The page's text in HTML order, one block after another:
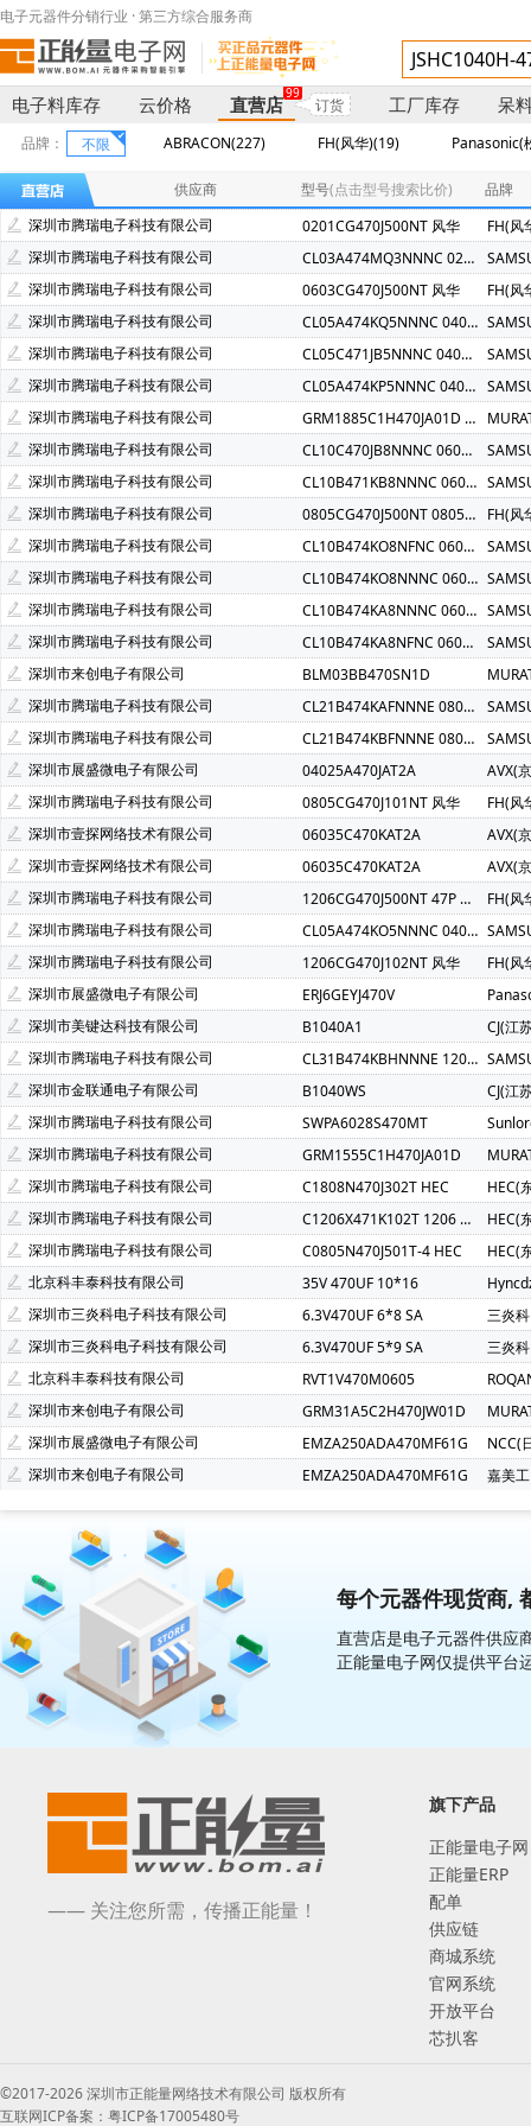
电子元器件分销行业 · 第三方综合服务商
电子料库存 云价格 直营店
99
订货 工厂库存 呆
品牌： 不限 ABRACON(227) FH(风华)(19)
Panasonic(
Nichicon(尼吉康)(7)
HEC(东阳光)(3)
ADI(亚德诺)(2)
Microchip(微芯)(2)
GD(兆易创新)(2)
AMETHERM(1) AOS(万代)(1)
TA-I(台湾大毅)(1)
RUILON(瑞隆源)(1) ROQANG(容强
供应商 型号(点击型号搜索比价)
品牌
深圳市腾瑞电子科技有限公司
0201CG470J500NT 风华
FH(风
深圳市腾瑞电子科技有限公司
CL03A474MQ3NNNC 0201 X5R 470NF
深圳市腾瑞电子科技有限公司
0603CG470J500NT 风华
FH(风
深圳市腾瑞电子科技有限公司
CL05A474KQ5NNNC 0402 X5R 470NF 6.3V
深圳市腾瑞电子科技有限公司
CL05C471JB5NNNC 0402 COG 470PF 50V-SAM
深圳市腾瑞电子科技有限公司
CL05A474KP5NNNC 0402 X5R 470NF 10V
深圳市腾瑞电子科技有限公司
GRM1885C1H470JA01D 0603 NPO 47P 50V
深圳市腾瑞电子科技有限公司
CL10C470JB8NNNC 0603 COG 47PF 50V
深圳市腾瑞电子科技有限公司
CL10B471KB8NNNC 0603 X7R 470PF 50V
深圳市腾瑞电子科技有限公司
0805CG470J500NT 0805 47PF 风华
FH(风
深圳市腾瑞电子科技有限公司
CL10B474KO8NFNC 0603 X7R 470NF 16V-SMA
深圳市腾瑞电子科技有限公司
CL10B474KO8NNNC 0603 X7R 470NF 16V
深圳市腾瑞电子科技有限公司
CL10B474KA8NNNC 0603 X7R 470NF 25V
深圳市腾瑞电子科技有限公司
CL10B474KA8NFNC 0603 X7R 470NF 25V-SAM
深圳市来创电子有限公司
BLM03BB470SN1D
深圳市腾瑞电子科技有限公司
CL21B474KAFNNNE 0805 X7R 470NF 25V
深圳市腾瑞电子科技有限公司
CL21B474KBFNNNE 0805 X7R 470NF 50V
深圳市展盛微电子有限公司
04025A470JAT2A
AVX(
深圳市腾瑞电子科技有限公司
0805CG470J101NT 风华
FH(风
深圳市壹探网络技术有限公司
06035C470KAT2A
AVX(
深圳市壹探网络技术有限公司
06035C470KAT2A
AVX(
深圳市腾瑞电子科技有限公司
1206CG470J500NT 47P 风华
FH(风
深圳市腾瑞电子科技有限公司
CL05A474KO5NNNC 0402 X5R 470NF 16V
深圳市腾瑞电子科技有限公司
1206CG470J102NT 风华
FH(风
深圳市展盛微电子有限公司
ERJ6GEYJ470V
深圳市美键达科技有限公司
B1040A1
CJ(江
深圳市腾瑞电子科技有限公司
CL31B474KBHNNNE 1206 X7R 470NF 50V
深圳市金联通电子有限公司
B1040WS
CJ(江
深圳市腾瑞电子科技有限公司
SWPA6028S470MT
深圳市腾瑞电子科技有限公司
GRM1555C1H470JA01D
深圳市腾瑞电子科技有限公司
C1808N470J302T HEC
HEC(
深圳市腾瑞电子科技有限公司
C1206X471K102T 1206 X7R 470PF 1000V HEC
HEC(
深圳市腾瑞电子科技有限公司
C0805N470J501T-4 HEC
HEC(
北京科丰泰科技有限公司
35V 470UF 10*16
深圳市三炎科电子科技有限公司
6.3V470UF 6*8 SA
三炎科
深圳市三炎科电子科技有限公司
6.3V470UF 5*9 SA
三炎科
北京科丰泰科技有限公司
RVT1V470M0605
深圳市来创电子有限公司
GRM31A5C2H470JW01D
深圳市展盛微电子有限公司
EMZA250ADA470MF61G
NCC(
深圳市来创电子有限公司
EMZA250ADA470MF61G 嘉美工
每个元器件现货商,
直营店是电子元器件供应
正能量电子网仅提供平台
—— 关注您所需，传播正能量！
旗下产品
正能量电子网
正能量ERP
配单
供应链
商城系统
官网系统
开放平台
芯扒客
©2017-2026 深圳市正能量网络技术有限公司 版权所有
互联网ICP备案：粤ICP备17005480号